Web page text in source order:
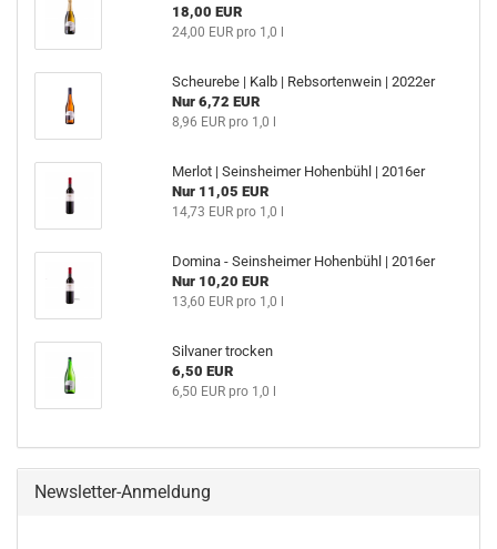
18,00 EUR
24,00 EUR pro 1,0 l
Scheurebe | Kalb | Rebsortenwein | 2022er
Nur 6,72 EUR
8,96 EUR pro 1,0 l
Merlot | Seinsheimer Hohenbühl | 2016er
Nur 11,05 EUR
14,73 EUR pro 1,0 l
Domina - Seinsheimer Hohenbühl | 2016er
Nur 10,20 EUR
13,60 EUR pro 1,0 l
Silvaner trocken
6,50 EUR
6,50 EUR pro 1,0 l
Newsletter-Anmeldung